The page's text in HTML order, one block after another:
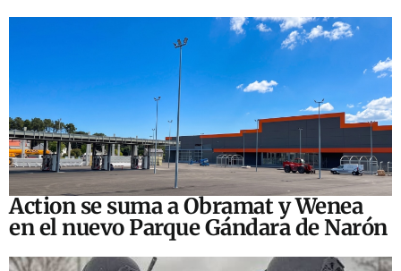
Action se suma a Obramat y Wenea
en el nuevo Parque Gándara de Narón